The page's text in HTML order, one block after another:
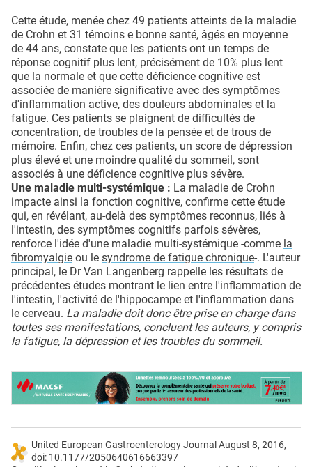
Cette étude, menée chez 49 patients atteints de la maladie
de Crohn et 31 témoins e bonne santé, âgés en moyenne
de 44 ans, constate que les patients ont un temps de
réponse cognitif plus lent, précisément de 10% plus lent
que la normale et que cette déficience cognitive est
associée de manière significative avec des symptômes
d'inflammation active, des douleurs abdominales et la
fatigue. Ces patients se plaignent de difficultés de
concentration, de troubles de la pensée et de trous de
mémoire. Enfin, chez ces patients, un score de dépression
plus élevé et une moindre qualité du sommeil, sont
associés à une déficience cognitive plus sévère.
Une maladie multi-systémique : La maladie de Crohn
impacte ainsi la fonction cognitive, confirme cette étude
qui, en révélant, au-delà des symptômes reconnus, liés à
l'intestin, des symptômes cognitifs parfois sévères,
renforce l'idée d'une maladie multi-systémique -comme la
fibromyalgie ou le syndrome de fatigue chronique-. L'auteur
principal, le Dr Van Langenberg rappelle les résultats de
précédentes études montrant le lien entre l'inflammation de
l'intestin, l'activité de l'hippocampe et l'inflammation dans
le cerveau. La maladie doit donc être prise en charge dans
toutes ses manifestations, concluent les auteurs, y compris
la fatigue, la dépression et les troubles du sommeil.
United European Gastroenterology Journal August 8, 2016,
doi: 10.1177/2050640616663397